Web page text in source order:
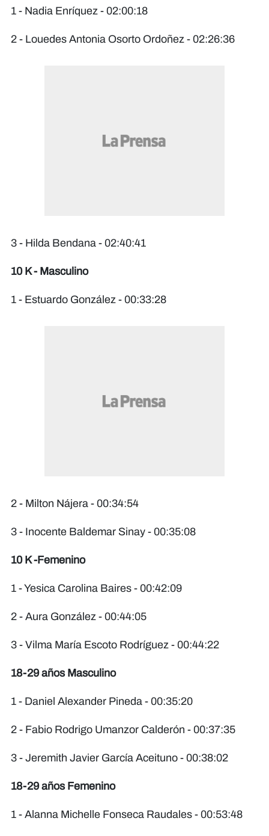
1 - Nadia Enríquez - 02:00:18
2 - Louedes Antonia Osorto Ordoñez - 02:26:36
3 - Hilda Bendana - 02:40:41
10 K - Masculino
1 - Estuardo González - 00:33:28
2 - Milton Nájera - 00:34:54
3 - Inocente Baldemar Sinay - 00:35:08
10 K -Femenino
1 - Yesica Carolina Baires - 00:42:09
2 - Aura González - 00:44:05
3 - Vilma María Escoto Rodríguez - 00:44:22
18-29 años Masculino
1 - Daniel Alexander Pineda - 00:35:20
2 - Fabio Rodrigo Umanzor Calderón - 00:37:35
3 - Jeremith Javier García Aceituno - 00:38:02
18-29 años Femenino
1 - Alanna Michelle Fonseca Raudales - 00:53:48